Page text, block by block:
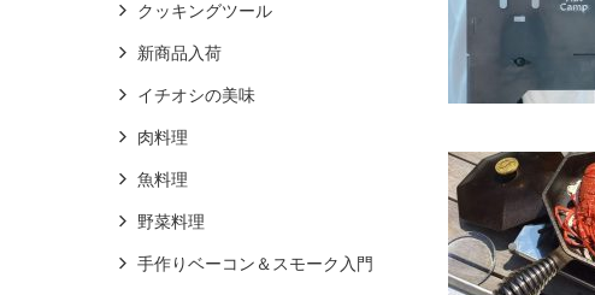
クッキングツール
新商品入荷
イチオシの美味
肉料理
魚料理
野菜料理
手作りベーコン＆スモーク入門